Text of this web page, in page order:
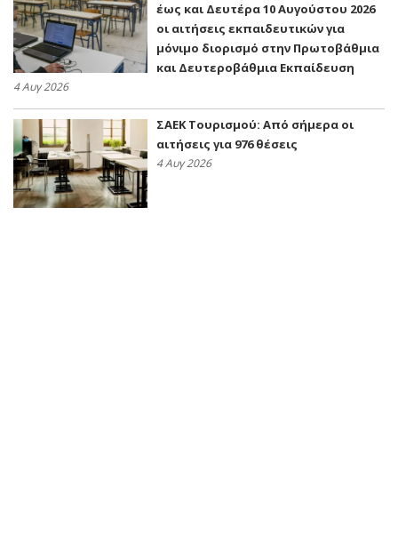
έως και Δευτέρα 10 Αυγούστου 2026
οι αιτήσεις εκπαιδευτικών για
μόνιμο διορισμό στην Πρωτοβάθμια
και Δευτεροβάθμια Εκπαίδευση
4 Αυγ 2026
ΣΑΕΚ Τουρισμού: Από σήμερα οι
αιτήσεις για 976 θέσεις
4 Αυγ 2026